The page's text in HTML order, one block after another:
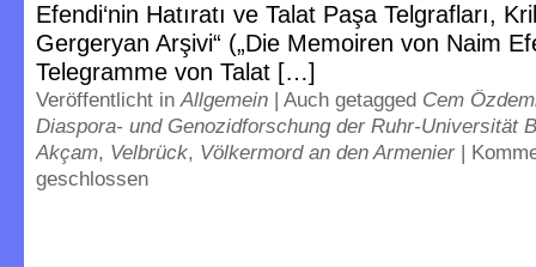
Efendi‘nin Hatıratı ve Talat Paşa Telgrafları,
Gergeryan Arşivi“ („Die Memoiren von Naim
Telegramme von Talat […]
Veröffentlicht inAllgemein | Auch getagged Cem
Diaspora- und Genozidforschung der Ruhr-Universität
Akçam, Velbrück, Völkermord an den Armenier |
geschlossen